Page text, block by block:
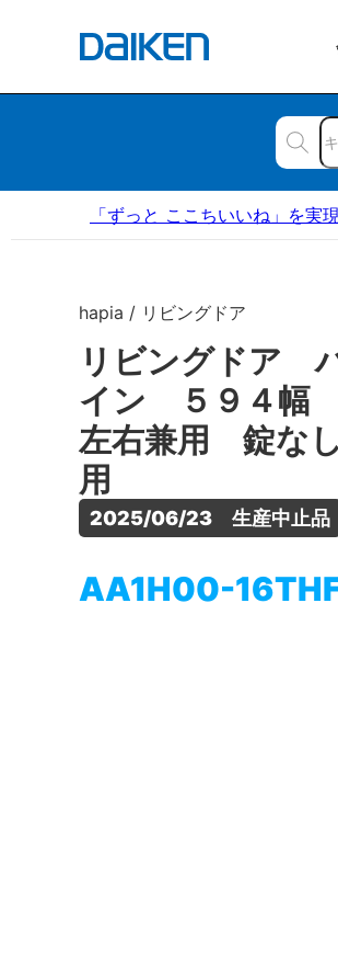
「ずっと ここちいいね」を
hapia / リビングドア
リビングドア
イン ５９４幅
左右兼用 錠な
用
2025/06/23　生産中止品
AA1H00-